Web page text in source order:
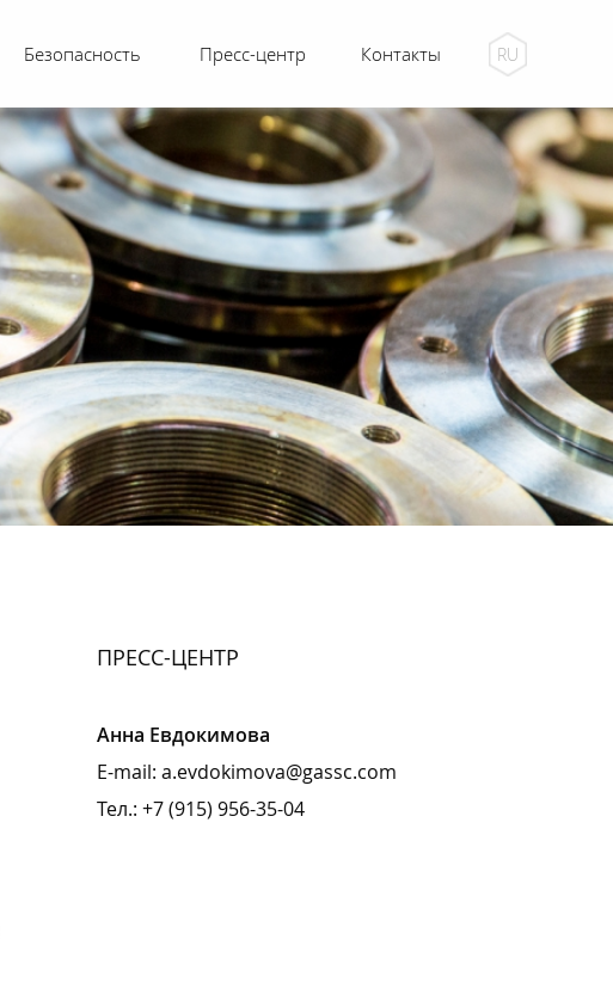
ПРЕСС-ЦЕНТР
Анна Евдокимова
E-mail: a.evdokimova@gassc.com
Тел.: +7 (915) 956-35-04
RU
Безопасность Пресс-центр Контакты